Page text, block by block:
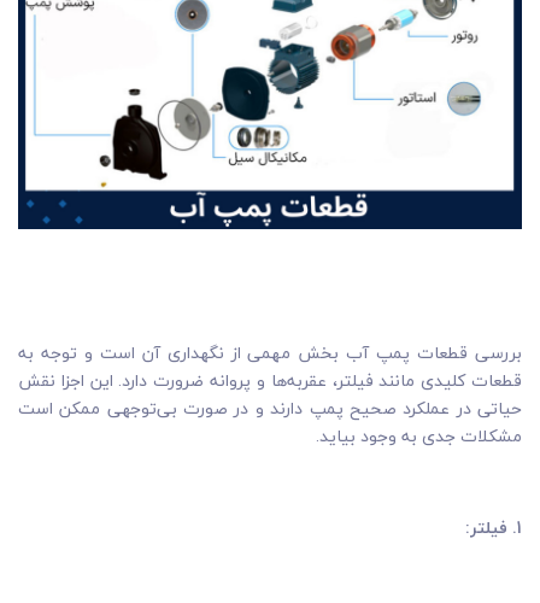
بررسی قطعات پمپ آب بخش مهمی از نگهداری آن است و توجه به
قطعات کلیدی مانند فیلتر، عقربه‌ها و پروانه ضرورت دارد. این اجزا نقش
حیاتی در عملکرد صحیح پمپ دارند و در صورت بی‌توجهی ممکن است
مشکلات جدی به وجود بیاید.
1. فیلتر: